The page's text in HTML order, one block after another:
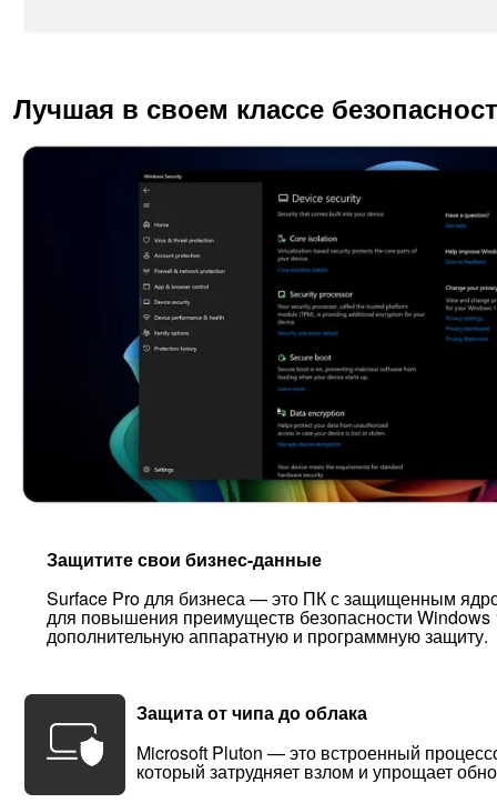
Лучшая в своем классе
Защитите свои бизнес-данные
Surface Pro для бизнеса — это ПК с защищенным
для повышения преимуществ безопасности Windows
дополнительную аппаратную и программную защиту.
Защита от чипа до облака
Microsoft Pluton — это встроенный
который затрудняет взлом и упрощает